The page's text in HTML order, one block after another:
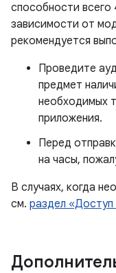
способности всего
зависимости от
рекомендуется
Проведите
предмет
необходимых
приложения.
Перед
на часы,
В случаях, когда
см. раздел